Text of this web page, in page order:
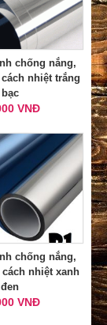
chống nắng,
nhiệt trắng
bạc
VNĐ
chống nắng,
nhiệt xanh
đen
VNĐ